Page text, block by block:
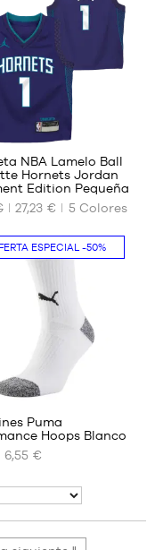
38
NBA Lamelo Ball
Hornets Jordan
Edition Pequeña
27,23 € 5 Colores
ESPECIAL -50%
Puma
Hoops Blanco
6,55 €